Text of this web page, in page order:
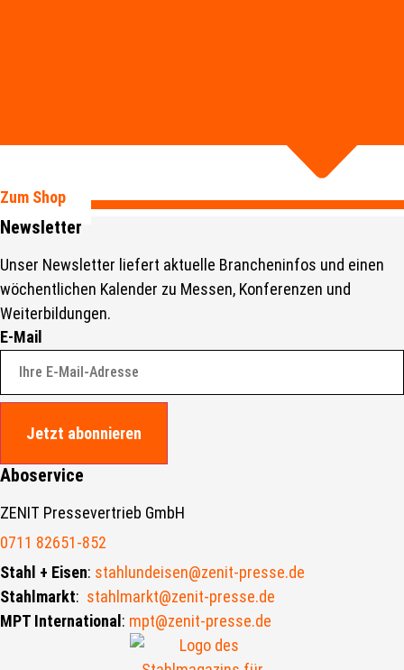
Zum Shop
Newsletter
Unser Newsletter liefert aktuelle Brancheninfos und einen
wöchentlichen Kalender zu Messen, Konferenzen und
Weiterbildungen.
E-Mail
Jetzt abonnieren
Aboservice
ZENIT Pressevertrieb GmbH
0711 82651-852
Stahl + Eisen: stahlundeisen@zenit-presse.de
Stahlmarkt: stahlmarkt@zenit-presse.de
MPT International: mpt@zenit-presse.de